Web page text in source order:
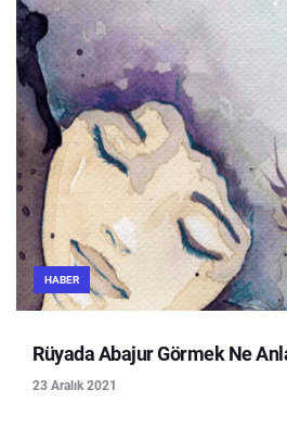
HABER
Rüyada Abajur Görmek Ne
23 Aralık 2021